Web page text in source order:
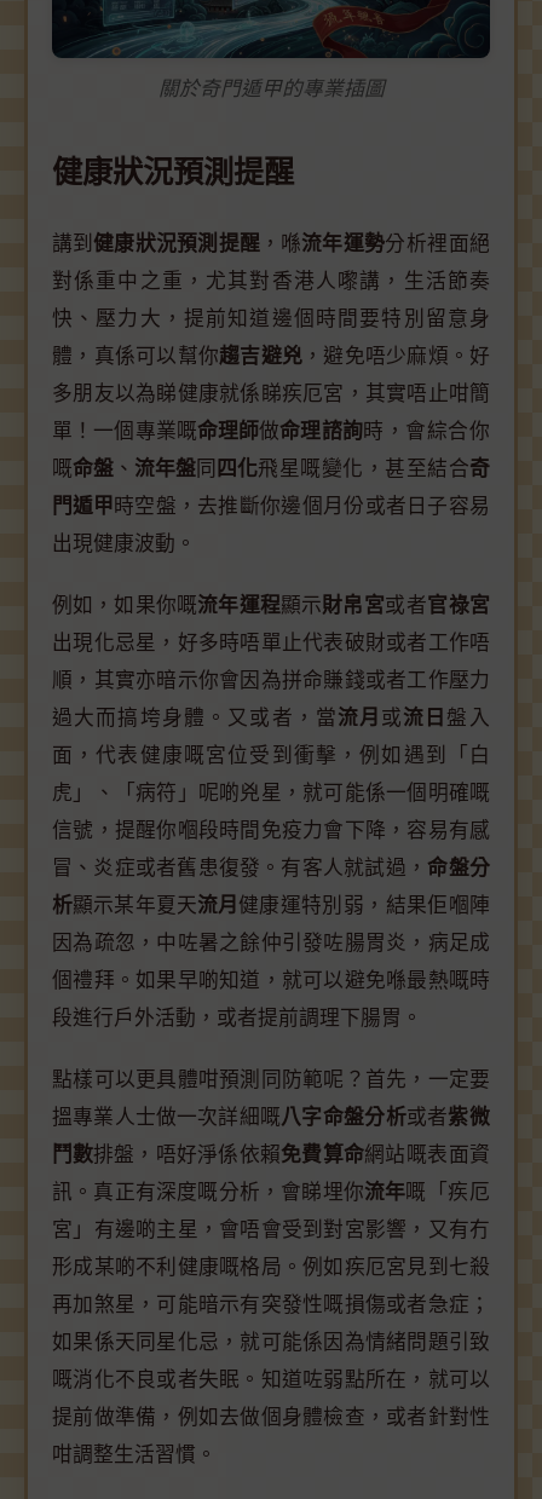
關於奇門遁甲的專業插圖
健康狀況預測提醒
講到 健康狀況預測提醒 ，喺流年運勢分析裡面絕
對係重中之重，尤其對香港人嚟講，生活節奏
快、壓力大，提前知道邊個時間要特別留意身
體，真係可以幫你趨吉避兇 ，避免唔少麻煩。好
多朋友以為睇健康就係睇疾厄宮，其實唔止咁簡
單！一個專業嘅命理師做命理諮詢時，會綜合你
嘅命盤 、 流年盤 同 四化飛星嘅變化，甚至結合奇
門遁甲時空盤，去推斷你邊個月份或者日子容易
出現健康波動。
例如，如果你嘅流年運程顯示財帛宮或者官祿宮
出現化忌星，好多時唔單止代表破財或者工作唔
順，其實亦暗示你會因為拼命賺錢或者工作壓力
過大而搞垮身體。又或者，當流月 或流日 盤入
面，代表健康嘅宮位受到衝擊，例如遇到「白
虎」、「病符」呢啲兇星，就可能係一個明確嘅
信號，提醒你嗰段時間免疫力會下降，容易有感
冒、炎症或者舊患復發。有客人就試過， 命盤分
析顯示某年夏天流月 健康運特別弱，結果佢嗰陣
因為疏忽，中咗暑之餘仲引發咗腸胃炎，病足成
個禮拜。如果早啲知道，就可以避免喺最熱嘅時
段進行戶外活動，或者提前調理下腸胃。
點樣可以更具體咁預測同防範呢？首先，一定要
搵專業人士做一次詳細嘅八字命盤分析或者紫微
鬥數排盤，唔好淨係依賴免費算命網站嘅表面資
訊。真正有深度嘅分析，會睇埋你流年嘅「疾厄
宮」有邊啲主星，會唔會受到對宮影響，又有冇
形成某啲不利健康嘅格局。例如疾厄宮見到七殺
再加煞星，可能暗示有突發性嘅損傷或者急症；
如果係天同星化忌，就可能係因為情緒問題引致
嘅消化不良或者失眠。知道咗弱點所在，就可以
提前做準備，例如去做個身體檢查，或者針對性
咁調整生活習慣。